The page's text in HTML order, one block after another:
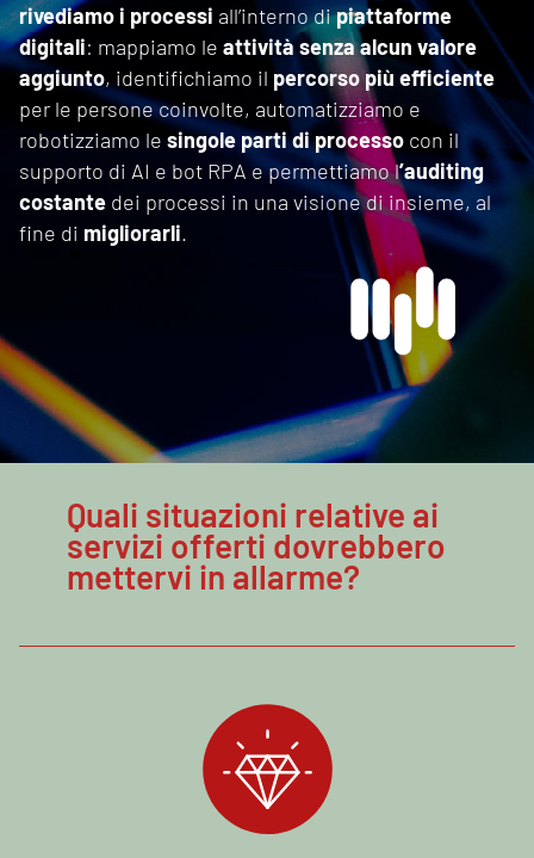
rivediamo i processi all’interno dipiattaforme
digitali: mappiamo le attività senza alcun valore
aggiunto, identifichiamo il percorso più efficiente
per le persone coinvolte, automatizziamo e
robotizziamo le singole parti di processo con il
supporto di AI e bot RPA e permettiamo l’auditing
costante dei processi in una visione di insieme, al
fine di migliorarli.
Quali situazioni relative ai
servizi offerti dovrebbero
mettervi in allarme?